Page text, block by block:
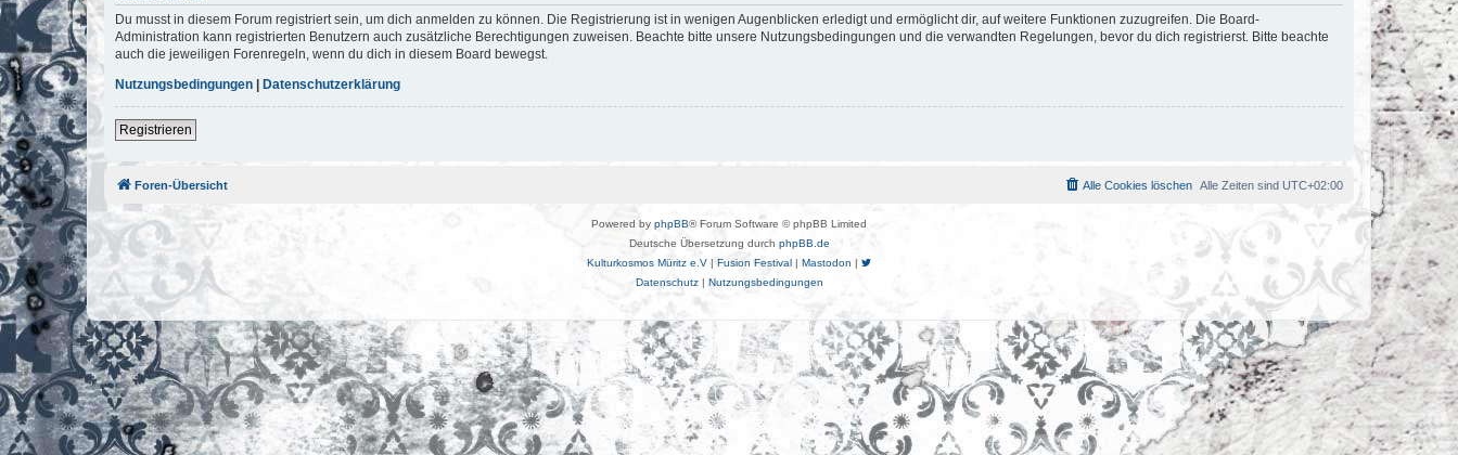
Du musst in diesem Forum registriert sein, um dich anmelden zu können. Die Registrierung ist in wenigen Augenblicken erledigt und ermöglicht dir, auf weitere Funktionen zuzugreifen. Die Board-
Administration kann registrierten Benutzern auch zusätzliche Berechtigungen zuweisen. Beachte bitte unsere Nutzungsbedingungen und die verwandten Regelungen, bevor du dich registrierst. Bitte beachte
auch die jeweiligen Forenregeln, wenn du dich in diesem Board bewegst.
Nutzungsbedingungen
Datenschutzerklärung
Registrieren
Foren-Übersicht Alle Zeiten sind UTC+02:00
Alle Cookies löschen
Powered by phpBB® Forum Software © phpBB Limited
Deutsche Übersetzung durch phpBB.de
Kulturkosmos Müritz e.V | Fusion Festival | Mastodon |
Datenschutz| Nutzungsbedingungen